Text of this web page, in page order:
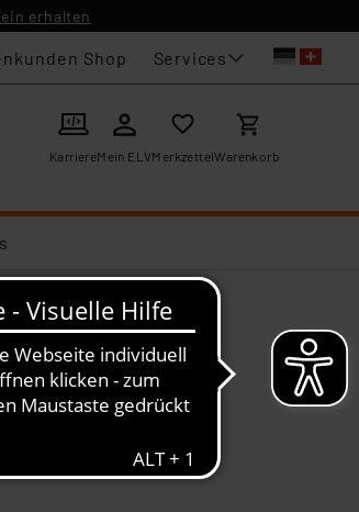
erhalten
Shop Services
KarriereMein ELVMerkzettelWarenkorb